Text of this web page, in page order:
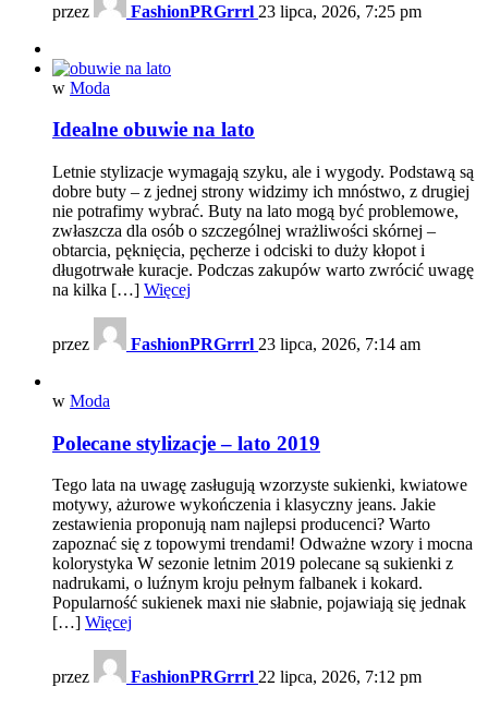
przez FashionPRGrrrl 23 lipca, 2026, 7:25 pm
w Moda
Idealne obuwie na lato
Letnie stylizacje wymagają szyku, ale i wygody. Podstawą są
dobre buty – z jednej strony widzimy ich mnóstwo, z drugiej
nie potrafimy wybrać. Buty na lato mogą być problemowe,
zwłaszcza dla osób o szczególnej wrażliwości skórnej –
obtarcia, pęknięcia, pęcherze i odciski to duży kłopot i
długotrwałe kuracje. Podczas zakupów warto zwrócić uwagę
na kilka […] Więcej
przez FashionPRGrrrl 23 lipca, 2026, 7:14 am
w Moda
Polecane stylizacje – lato 2019
Tego lata na uwagę zasługują wzorzyste sukienki, kwiatowe
motywy, ażurowe wykończenia i klasyczny jeans. Jakie
zestawienia proponują nam najlepsi producenci? Warto
zapoznać się z topowymi trendami! Odważne wzory i mocna
kolorystyka W sezonie letnim 2019 polecane są sukienki z
nadrukami, o luźnym kroju pełnym falbanek i kokard.
Popularność sukienek maxi nie słabnie, pojawiają się jednak
[…] Więcej
przez FashionPRGrrrl 22 lipca, 2026, 7:12 pm